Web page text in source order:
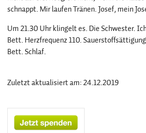
schnappt. Mir laufen Tränen. Josef, mein
Um 21.30 Uhr klingelt es. Die Schwester.
Bett. Herzfrequenz 110.
Bett. Schlaf.
Zuletzt aktualisiert am: 24.12.2019